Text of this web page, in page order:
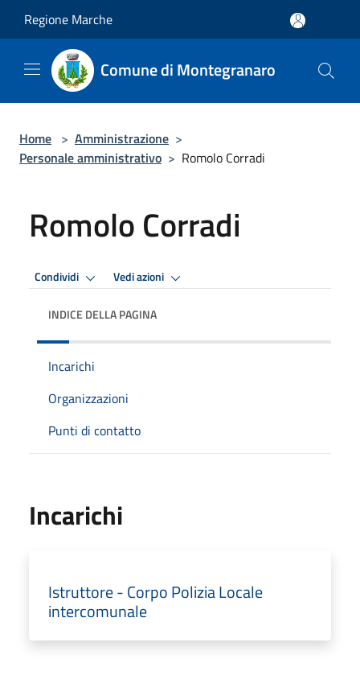
Regione Marche
Comune di Montegranaro
Home > Amministrazione >
Personale amministrativo > Romolo Corradi
Romolo Corradi
Condividi Vedi azioni
INDICE DELLA PAGINA
Incarichi
Organizzazioni
Punti di contatto
Incarichi
Istruttore - Corpo Polizia Locale
intercomunale